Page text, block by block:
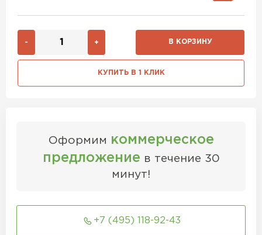
- + В КОРЗИНУ
КУПИТЬ В 1 КЛИК
Оформим коммерческое
предложение в течение 30
минут!
+7 (495) 118-92-43